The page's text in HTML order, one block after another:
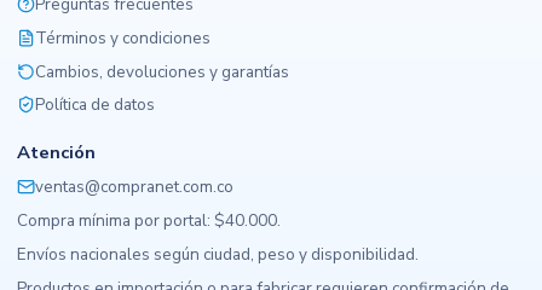
Términos y condiciones
Cambios, devoluciones y garantías
Política de datos
Atención
ventas@compranet.com.co
Compra mínima por portal: $40.000.
Envíos nacionales según ciudad, peso y disponibilidad.